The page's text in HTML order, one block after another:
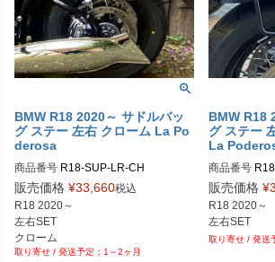
BMW R18 2020～ サドルバッ
グ ステー 左右 クローム La Po
derosa
商品番号 R18-SUP-LR-CH
販売価格 ¥33,660税込
R18 2020～
左右SET
クローム
1～2ヶ月
BMW R18
グ ステー
La
商品番号
販売価格 ¥
R18 2020～